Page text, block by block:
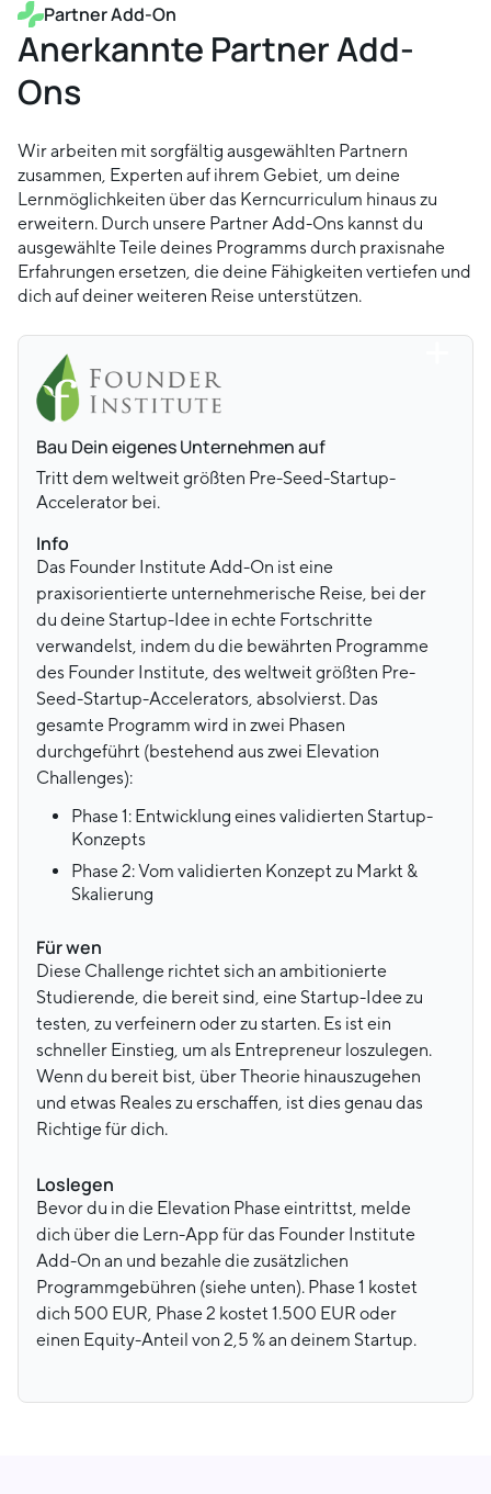
Partner Add-On
Anerkannte Partner Add-
Ons
Wir arbeiten mit sorgfältig ausgewählten Partnern
zusammen, Experten auf ihrem Gebiet, um deine
Lernmöglichkeiten über das Kerncurriculum hinaus zu
erweitern. Durch unsere Partner Add-Ons kannst du
ausgewählte Teile deines Programms durch praxisnahe
Erfahrungen ersetzen, die deine Fähigkeiten vertiefen und
dich auf deiner weiteren Reise unterstützen.
Bau Dein eigenes Unternehmen auf
Tritt dem weltweit größten Pre-Seed-Startup-
Accelerator bei.
Info
Das Founder Institute Add-On ist eine
praxisorientierte unternehmerische Reise, bei der
du deine Startup-Idee in echte Fortschritte
verwandelst, indem du die bewährten Programme
des Founder Institute, des weltweit größten Pre-
Seed-Startup-Accelerators, absolvierst. Das
gesamte Programm wird in zwei Phasen
durchgeführt (bestehend aus zwei Elevation
Challenges):
Phase 1: Entwicklung eines validierten Startup-
Konzepts
Phase 2: Vom validierten Konzept zu Markt &
Skalierung
Für wen
Diese Challenge richtet sich an ambitionierte
Studierende, die bereit sind, eine Startup-Idee zu
testen, zu verfeinern oder zu starten. Es ist ein
schneller Einstieg, um als Entrepreneur loszulegen.
Wenn du bereit bist, über Theorie hinauszugehen
und etwas Reales zu erschaffen, ist dies genau das
Richtige für dich.
Loslegen
Bevor du in die Elevation Phase eintrittst, melde
dich über die Lern-App für das Founder Institute
Add-On an und bezahle die zusätzlichen
Programmgebühren (siehe unten). Phase 1 kostet
dich 500 EUR, Phase 2 kostet 1.500 EUR oder
einen Equity-Anteil von 2,5 % an deinem Startup.